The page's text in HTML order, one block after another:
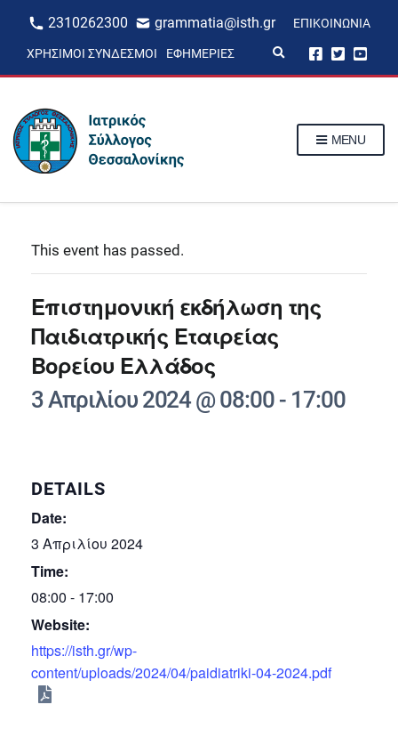
2310262300 grammatia@isth.gr ΕΠΙΚΟΙΝΩΝΊΑ
ΧΡΉΣΙΜΟΙ ΣΎΝΔΕΣΜΟΙ ΕΦΗΜΕΡΊΕΣ
p
MENU
This event has passed.
Επιστημονική εκδήλωση της
Παιδιατρικής Εταιρείας
Βορείου Ελλάδος
3 Απριλίου 2024 @ 08:00 - 17:00
DETAILS
Date:
3 Απριλίου 2024
Time:
08:00 - 17:00
Website:
https://isth.gr/wp-
content/uploads/2024/04/paidiatriki-04-2024.pdf